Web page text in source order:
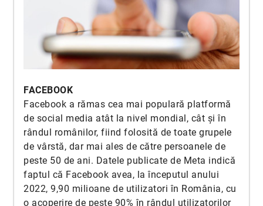
FACEBOOK
Facebook a rămas cea mai populară platformă
de social media atât la nivel mondial, cât și în
rândul românilor, fiind folosită de toate grupele
de vârstă, dar mai ales de către persoanele de
peste 50 de ani. Datele publicate de Meta indică
faptul că Facebook avea, la începutul anului
2022, 9,90 milioane de utilizatori în România, cu
o acoperire de peste 90% în rândul utilizatorilor